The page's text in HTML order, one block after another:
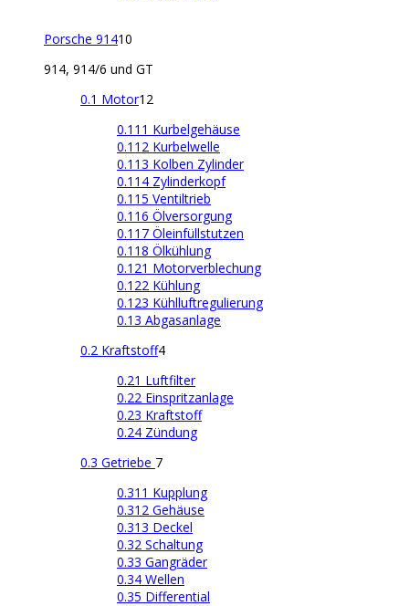
Porsche 91410
914, 914/6 und GT
0.1 Motor12
0.111 Kurbelgehäuse
0.112 Kurbelwelle
0.113 Kolben Zylinder
0.114 Zylinderkopf
0.115 Ventiltrieb
0.116 Ölversorgung
0.117 Öleinfüllstutzen
0.118 Ölkühlung
0.121 Motorverblechung
0.122 Kühlung
0.123 Kühlluftregulierung
0.13 Abgasanlage
0.2 Kraftstoff4
0.21 Luftfilter
0.22 Einspritzanlage
0.23 Kraftstoff
0.24 Zündung
0.3 Getriebe 7
0.311 Kupplung
0.312 Gehäuse
0.313 Deckel
0.32 Schaltung
0.33 Gangräder
0.34 Wellen
0.35 Differential